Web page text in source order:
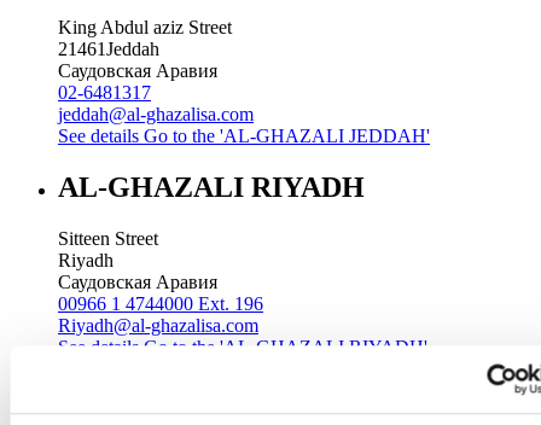
King Abdul aziz Street
21461Jeddah
Саудовская Аравия
02-6481317
jeddah@al-ghazalisa.com
See details Go to the 'AL-GHAZALI JEDDAH'
AL-GHAZALI RIYADH
Sitteen Street
Riyadh
Саудовская Аравия
00966 1 4744000 Ext. 196
Riyadh@al-ghazalisa.com
See details Go to the 'AL-GHAZALI RIYADH'